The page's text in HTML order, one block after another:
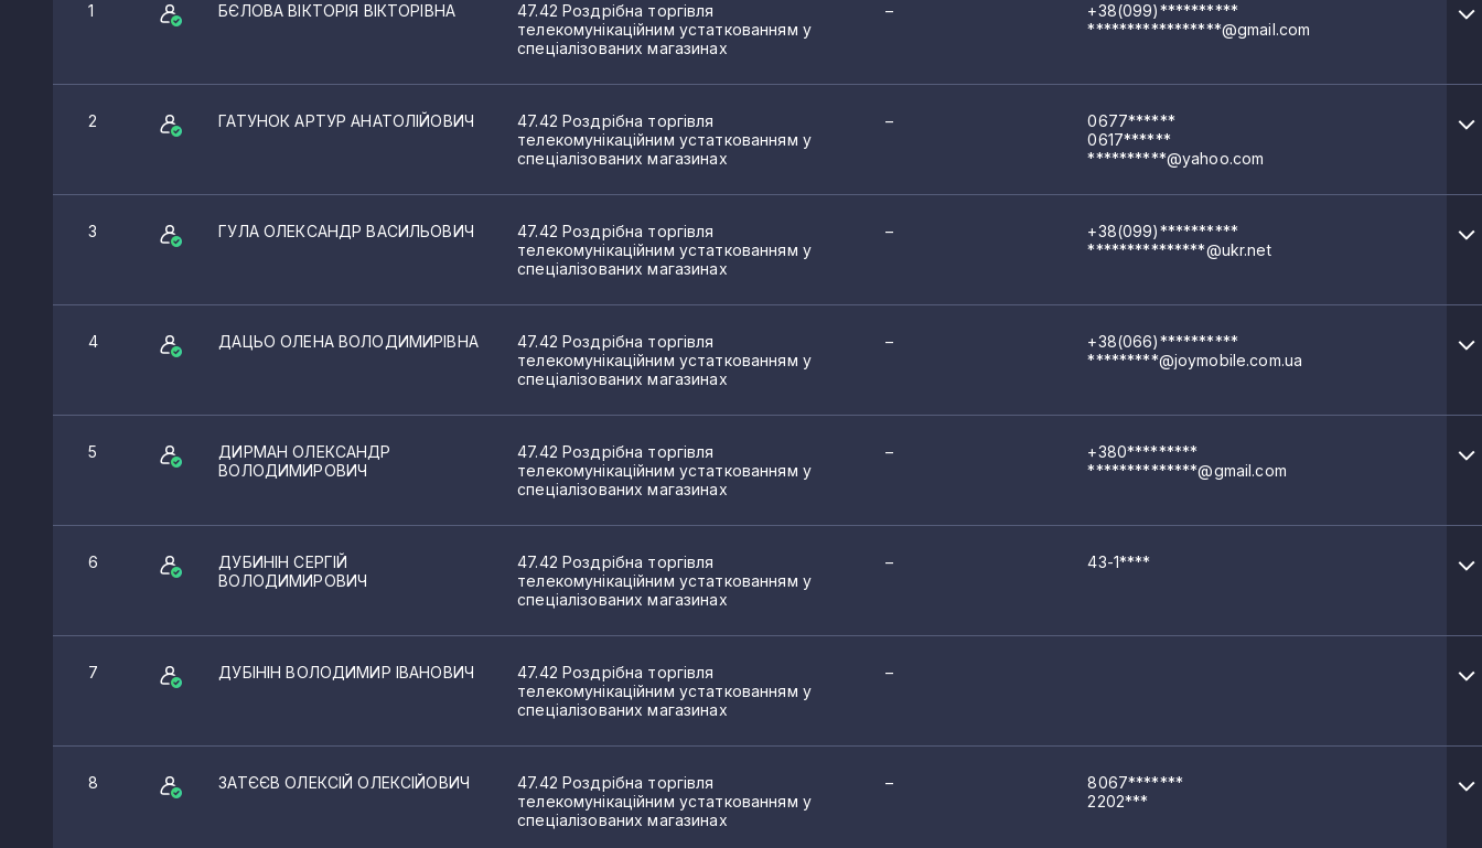
1 БЄЛОВА ВІКТОРІЯ ВІКТОРІВНА
47.42 Роздрібна торгівля
телекомунікаційним устаткованням у
спеціалізованих магазинах
–
+38(099)**********
*****************@gmail.com
2 ГАТУНОК АРТУР АНАТОЛІЙОВИЧ
47.42 Роздрібна торгівля
телекомунікаційним устаткованням у
спеціалізованих магазинах
–
0677******
0617******
**********@yahoo.com
3 ГУЛА ОЛЕКСАНДР ВАСИЛЬОВИЧ
47.42 Роздрібна торгівля
телекомунікаційним устаткованням у
спеціалізованих магазинах
–
+38(099)**********
***************@ukr.net
4 ДАЦЬО ОЛЕНА ВОЛОДИМИРІВНА
47.42 Роздрібна торгівля
телекомунікаційним устаткованням у
спеціалізованих магазинах
–
+38(066)**********
*********@joymobile.com.ua
5
ДИРМАН ОЛЕКСАНДР
ВОЛОДИМИРОВИЧ
47.42 Роздрібна торгівля
телекомунікаційним устаткованням у
спеціалізованих магазинах
–
+380*********
**************@gmail.com
6
ДУБИНІН СЕРГІЙ
ВОЛОДИМИРОВИЧ
47.42 Роздрібна торгівля
телекомунікаційним устаткованням у
спеціалізованих магазинах
– 43-1****
7 ДУБІНІН ВОЛОДИМИР ІВАНОВИЧ
47.42 Роздрібна торгівля
телекомунікаційним устаткованням у
спеціалізованих магазинах
–
8 ЗАТЄЄВ ОЛЕКСІЙ ОЛЕКСІЙОВИЧ
47.42 Роздрібна торгівля
телекомунікаційним устаткованням у
спеціалізованих магазинах
–
8067*******
2202***